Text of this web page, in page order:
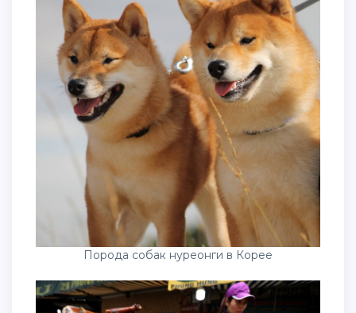
Порода собак нуреонги в Корее